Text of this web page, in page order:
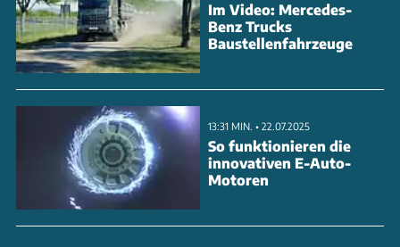
Im Video: Mercedes-
Benz Trucks
Baustellenfahrzeuge
13:31 MIN. • 22.07.2025
So funktionieren die
innovativen E-Auto-
Motoren